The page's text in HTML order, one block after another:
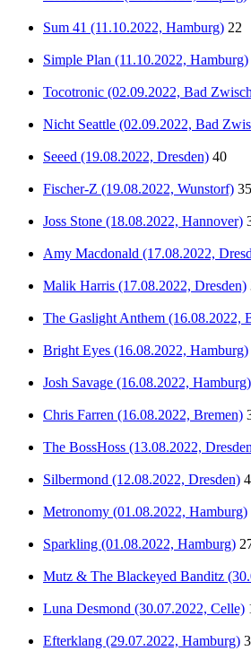
Sum 41 (11.10.2022, Hamburg) 22
Simple Plan (11.10.2022, Hamburg)
Tocotronic (02.09.2022, Bad
Nicht Seattle (02.09.2022, Bad
Seeed (19.08.2022, Dresden) 40
Fischer-Z (19.08.2022, Wunstorf) 35
Joss Stone (18.08.2022, Hannover)
Amy Macdonald (17.08.2022,
Malik Harris (17.08.2022, Dresden)
The Gaslight Anthem (16.08.2022,
Bright Eyes (16.08.2022, Hamburg)
Josh Savage (16.08.2022, Hamburg)
Chris Farren (16.08.2022, Bremen)
The BossHoss (13.08.2022,
Silbermond (12.08.2022, Dresden)
Metronomy (01.08.2022, Hamburg)
Sparkling (01.08.2022, Hamburg)
Mutz & The Blackeyed Banditz
Luna Desmond (30.07.2022, Celle)
Efterklang (29.07.2022, Hamburg)